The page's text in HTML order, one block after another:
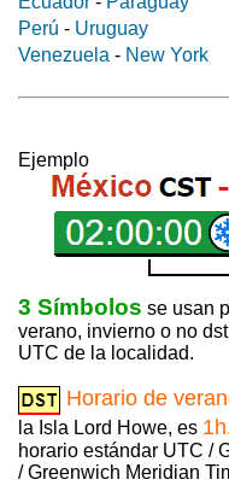
Perú - Uruguay
Venezuela - New York
Ejemplo
3 Símbolos se usan
verano, invierno o no
UTC de la localidad.
Horario de
la Isla Lord Howe, es
horario estándar UTC /
/ Greenwich Meridian